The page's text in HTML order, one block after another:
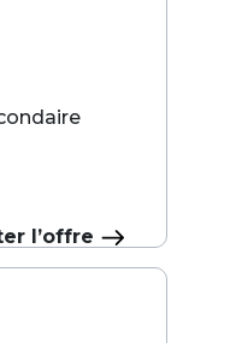
l’offre